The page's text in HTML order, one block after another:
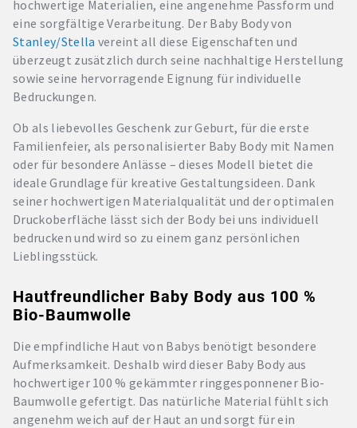
hochwertige Materialien, eine angenehme Passform und
eine sorgfältige Verarbeitung. Der Baby Body von
Stanley/Stella vereint all diese Eigenschaften und
überzeugt zusätzlich durch seine nachhaltige Herstellung
sowie seine hervorragende Eignung für individuelle
Bedruckungen.
Ob als liebevolles Geschenk zur Geburt, für die erste
Familienfeier, als personalisierter Baby Body mit Namen
oder für besondere Anlässe – dieses Modell bietet die
ideale Grundlage für kreative Gestaltungsideen. Dank
seiner hochwertigen Materialqualität und der optimalen
Druckoberfläche lässt sich der Body bei uns individuell
bedrucken und wird so zu einem ganz persönlichen
Lieblingsstück.
Hautfreundlicher Baby Body aus 100 %
Bio-Baumwolle
Die empfindliche Haut von Babys benötigt besondere
Aufmerksamkeit. Deshalb wird dieser Baby Body aus
hochwertiger 100 % gekämmter ringgesponnener Bio-
Baumwolle gefertigt. Das natürliche Material fühlt sich
angenehm weich auf der Haut an und sorgt für ein